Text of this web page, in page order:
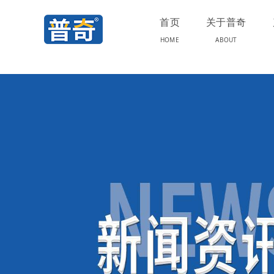
首页
HOME
关于普奇
ABOUT